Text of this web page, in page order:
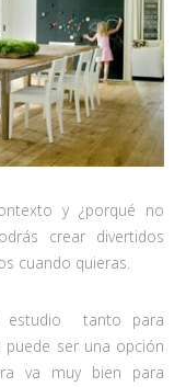
y ¿porqué no
crear divertidos
cuando quieras.
estudio tanto para
ser una opción
va muy bien para